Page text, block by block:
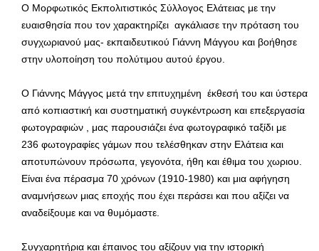
Ο Μορφωτικός Εκπολιτιστικός Σύλλογος Ελάτειας με την
ευαισθησία που τον χαρακτηρίζει αγκάλιασε την πρόταση του
συγχωριανού μας- εκπαιδευτικού Γιάννη Μάγγου και βοήθησε
στην υλοποίηση του πολύτιμου αυτού έργου.
Ο Γιάννης Μάγγος μετά την επιτυχημένη έκθεσή του και ύστερα
από κοπιαστική και συστηματική συγκέντρωση και επεξεργασία
φωτογραφιών , μας παρουσιάζει ένα φωτογραφικό ταξίδι με
236 φωτογραφίες γάμων που τελέσθηκαν στην Ελάτεια και
αποτυπώνουν πρόσωπα, γεγονότα, ήθη και έθιμα του χωριου.
Είναι ένα πέρασμα 70 χρόνων (1910-1980) και μια αφήγηση
αναμνήσεων μιας εποχής που έχει περάσει και που αξίζει να
αναδείξουμε και να θυμόμαστε.
Συγχαρητήρια και έπαινος του αξίζουν για την ιστορική